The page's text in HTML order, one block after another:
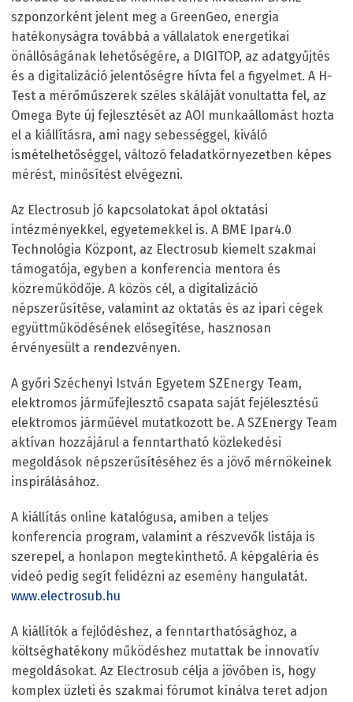
szponzorként jelent meg a GreenGeo, energia
hatékonyságra továbbá a vállalatok energetikai
önállóságának lehetőségére, a DIGITOP, az adatgyűjtés
és a digitalizáció jelentőségre hívta fel a figyelmet. A H-
Test a mérőműszerek széles skáláját vonultatta fel, az
Omega Byte új fejlesztését az AOI munkaállomást hozta
el a kiállításra, ami nagy sebességgel, kiváló
ismételhetőséggel, változó feladatkörnyezetben képes
mérést, minősítést elvégezni.
Az Electrosub jó kapcsolatokat ápol oktatási
intézményekkel, egyetemekkel is. A BME Ipar4.0
Technológia Központ, az Electrosub kiemelt szakmai
támogatója, egyben a konferencia mentora és
közreműködője. A közös cél, a digitalizáció
népszerűsítése, valamint az oktatás és az ipari cégek
együttműködésének elősegítése, hasznosan
érvényesült a rendezvényen.
A győri Széchenyi István Egyetem SZEnergy Team,
elektromos járműfejlesztő csapata saját fejélesztésű
elektromos járműével mutatkozott be. A SZEnergy Team
aktívan hozzájárul a fenntartható közlekedési
megoldások népszerűsítéséhez és a jövő mérnökeinek
inspirálásához.
A kiállítás online katalógusa, amiben a teljes
konferencia program, valamint a részvevők listája is
szerepel, a honlapon megtekinthető. A képgaléria és
videó pedig segít felidézni az esemény hangulatát.
www.electrosub.hu
A kiállítók a fejlődéshez, a fenntarthatósághoz, a
költséghatékony működéshez mutattak be innovatív
megoldásokat. Az Electrosub célja a jövőben is, hogy
komplex üzleti és szakmai fórumot kínálva teret adjon